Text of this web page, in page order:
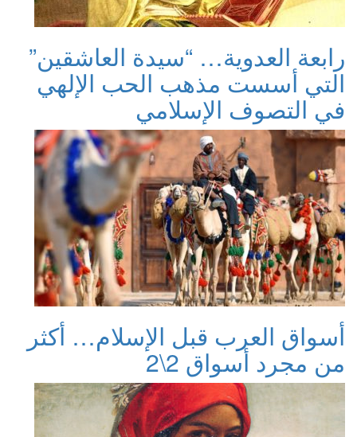
العدوية… “سيدة العاشقين”
أسست مذهب الحب الإلهي
التصوف الإسلامي
العرب قبل الإسلام… أكثر
مجرد أسواق 2\2